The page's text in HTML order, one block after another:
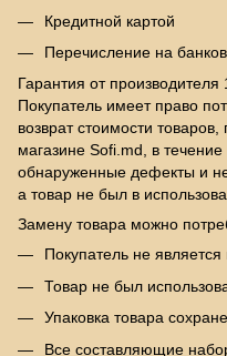
Кредитной картой
Перечисление на
Гарантия от
Покупатель имеет право
возврат стоимости
магазине Sofi.md, в
обнаруженные дефекты и
а товар не был в
Замену товара можно
Покупатель не
Товар не был
Упаковка товара
Все составляющие